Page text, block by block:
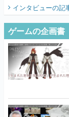
インタビューの記
ゲームの企画書